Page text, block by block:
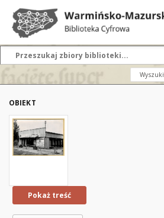
OBIEKT
Pokaż treść